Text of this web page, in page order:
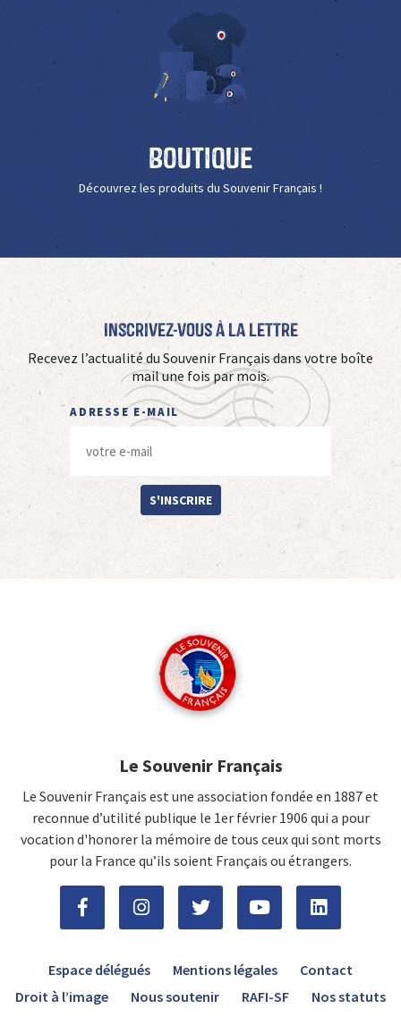
Boutique
Découvrez les produits du Souvenir Français !
Inscrivez-vous à La Lettre
Recevez l’actualité du Souvenir Français dans votre boîte
mail une fois par mois.
ADRESSE E-MAIL
S'INSCRIRE
Le Souvenir Français
Le Souvenir Français est une association fondée en 1887 et
reconnue d’utilité publique le 1er février 1906 qui a pour
vocation d'honorer la mémoire de tous ceux qui sont morts
pour la France qu’ils soient Français ou étrangers.
Espace délégués Mentions légales
Contact
Droit à l’image
Nous soutenir RAFI-SF Nos statuts